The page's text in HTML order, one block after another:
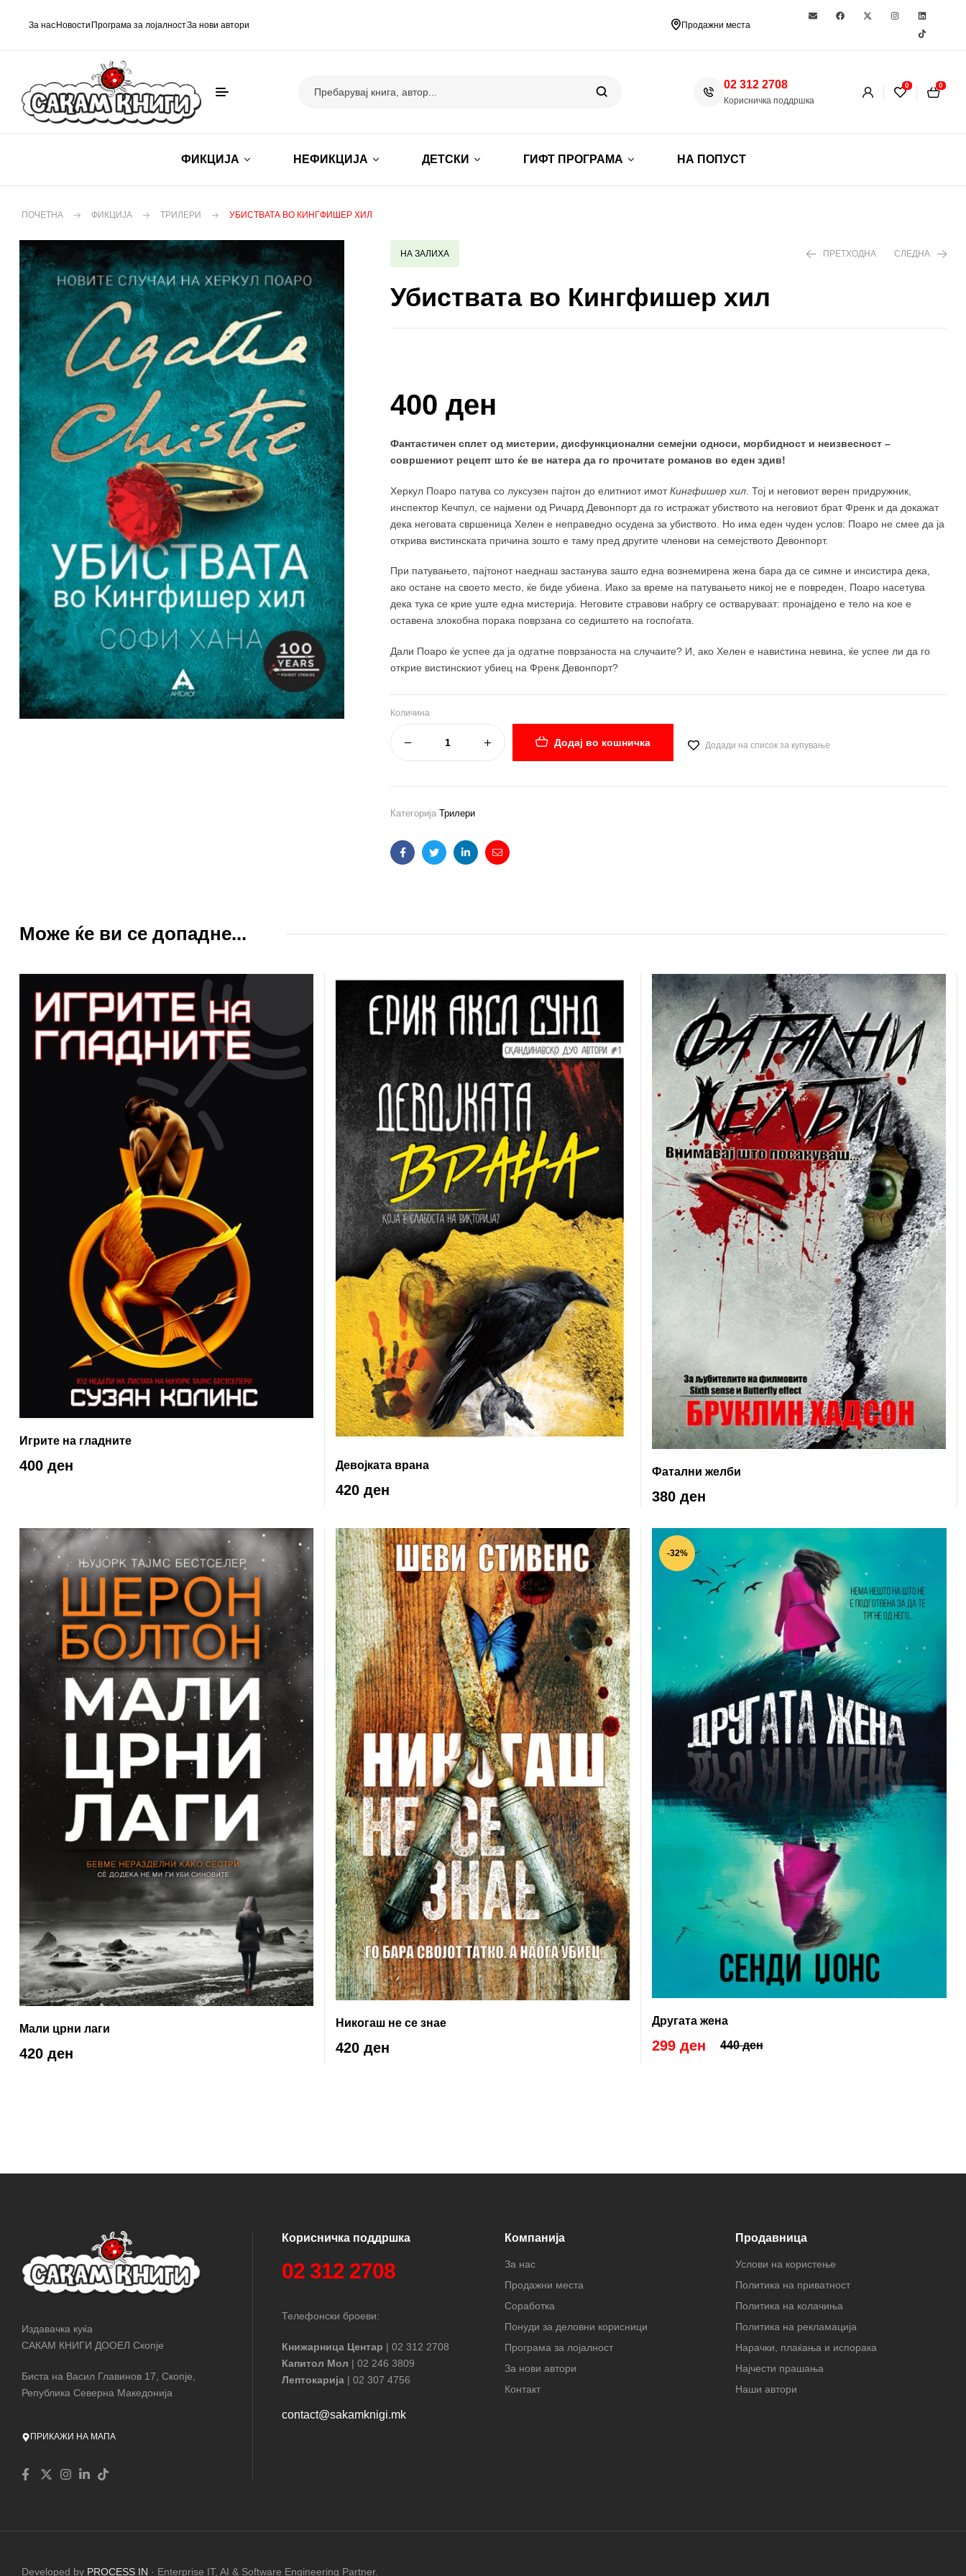
За нас Новости Програма за лојалностЗа нови автори Продажни места
02 312 2708
Корисничка поддршка
0 0
ФИКЦИЈА НЕФИКЦИЈА ДЕТСКИ ГИФТ ПРОГРАМА НА ПОПУСТ
ПОЧЕТНА ФИКЦИЈА ТРИЛЕРИ УБИСТВАТА ВО КИНГФИШЕР ХИЛ
НА ЗАЛИХА ПРЕТХОДНА СЛЕДНА
Убиствата во Кингфишер хил
400 ден
Фантастичен сплет од мистерии, дисфункционални семејни односи, морбидност и неизвесност –
совршениот рецепт што ќе ве натера да го прочитате романов во еден здив!
Херкул Поаро патува со луксузен пајтон до елитниот имотКингфишер хил . Тој и неговиот верен придружник,
инспектор Кечпул, се најмени од Ричард Девонпорт да го истражат убиството на неговиот брат Френк и да докажат
дека неговата свршеница Хелен е неправедно осудена за убиството. Но има еден чуден услов: Поаро не смее да ја
открива вистинската причина зошто е таму пред другите членови на семејството Девонпорт.
При патувањето, пајтонот наеднаш застанува зашто една вознемирена жена бара да се симне и инсистира дека,
ако остане на своето место, ќе биде убиена. Иако за време на патувањето никој не е повреден, Поаро насетува
дека тука се крие уште една мистерија. Неговите стравови набргу се остваруваат: пронајдено е тело на кое е
оставена злокобна порака поврзана со седиштето на госпоѓата.
Дали Поаро ќе успее да ја одгатне поврзаноста на случаите? И, ако Хелен е навистина невина, ќе успее ли да го
открие вистинскиот убиец на Френк Девонпорт?
Количина
Додај во кошничка Додади на список за купување
Категорија Трилери
FacebookTwitterLinkedinEmail
Може ќе ви се допадне...
Игрите на гладните
400 ден Девојката врана
420 ден
Фатални желби
380 ден
Мали црни лаги
420 ден
Никогаш не се знае
420 ден
-32%
Другата жена
440 ден
299 ден
Издавачка куќа
САКАМ КНИГИ ДООЕЛ Скопје
Биста на Васил Главинов 17, Скопје,
Република Северна Македонија
ПРИКАЖИ НА МАПА
Корисничка поддршка
02 312 2708
Телефонски броеви:
Книжарница Центар | 02 312 2708
Капитол Мол | 02 246 3809
Лептокарија | 02 307 4756
contact@sakamknigi.mk
Компанија
За нас
Продажни места
Соработка
Понуди за деловни корисници
Програма за лојалност
За нови автори
Контакт
Продавница
Услови на користење
Политика на приватност
Политика на колачиња
Политика на рекламација
Нарачки, плаќања и испорака
Најчести прашања
Наши автори
Developed by PROCESS IN · Enterprise IT, AI & Software Engineering Partner.